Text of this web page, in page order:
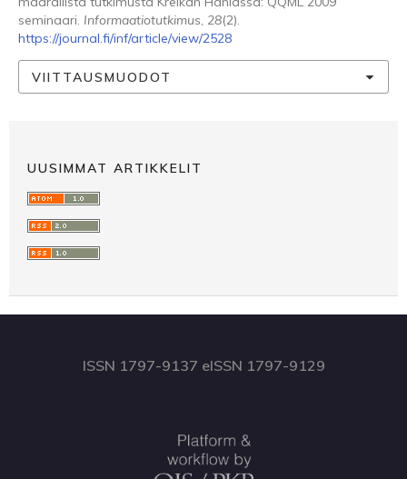
seminaari. Informaatiotutkimus, 28(2).
https://journal.fi/inf/article/view/2528
VIITTAUSMUODOT
UUSIMMAT ARTIKKELIT
ISSN 1797-9137 eISSN 1797-9129